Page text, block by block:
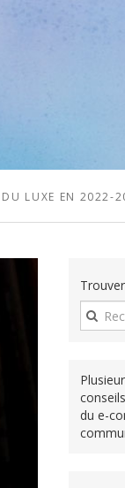
DU LUXE EN 2022-
du e-